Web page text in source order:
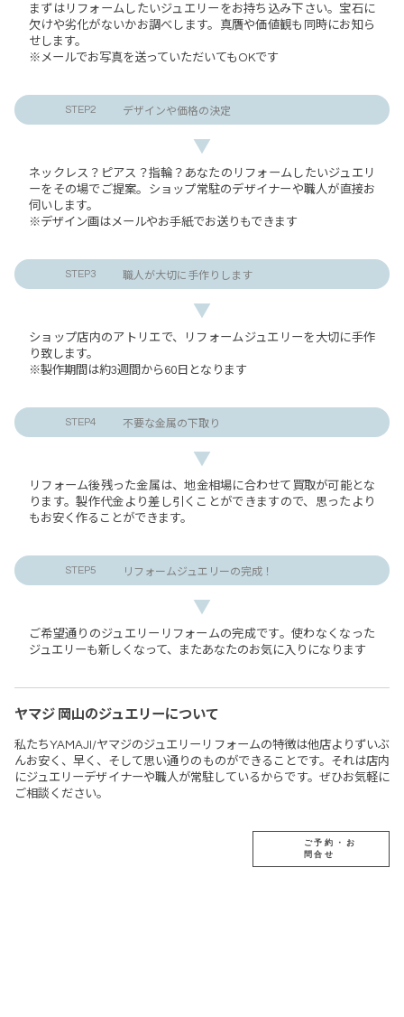
まずはリフォームしたいジュエリーをお持ち込み下さい。宝石に
欠けや劣化がないかお調べします。真贋や価値観も同時にお知ら
せします。
※メールでお写真を送っていただいてもOKです
STEP2 デザインや価格の決定
▼
ネックレス？ピアス？指輪？あなたのリフォームしたいジュエリ
ーをその場でご提案。ショップ常駐のデザイナーや職人が直接お
伺いします。
※デザイン画はメールやお手紙でお送りもできます
STEP3 職人が大切に手作りします
▼
ショップ店内のアトリエで、リフォームジュエリーを大切に手作
り致します。
※製作期間は約3週間から60日となります
STEP4 不要な金属の下取り
▼
リフォーム後残った金属は、地金相場に合わせて買取が可能とな
ります。製作代金より差し引くことができますので、思ったより
もお安く作ることができます。
STEP5 リフォームジュエリーの完成！
▼
ご希望通りのジュエリーリフォームの完成です。使わなくなった
ジュエリーも新しくなって、またあなたのお気に入りになります
ヤマジ 岡山のジュエリーについて
私たちYAMAJI/ヤマジのジュエリーリフォームの特徴は他店よりずいぶ
んお安く、早く、そして思い通りのものができることです。それは店内
にジュエリーデザイナーや職人が常駐しているからです。ぜひお気軽に
ご相談ください。
ご予約・お
問合せ